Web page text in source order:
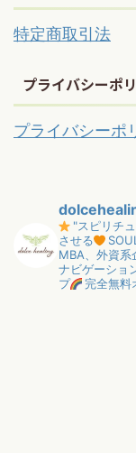
特定商取引法
プライバシーポ
プライバシーポ
"スピリチ
させる
MBA、外資系
ナビゲーショ
プ
完全無